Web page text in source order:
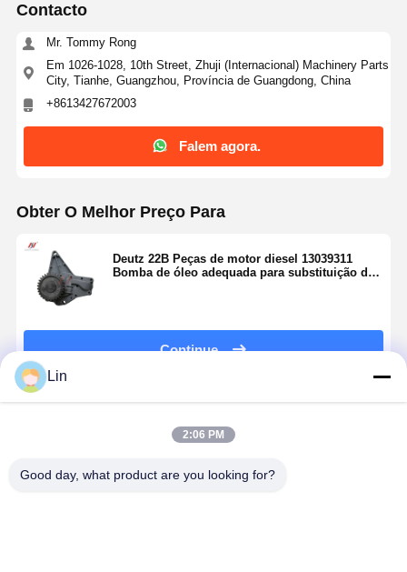
Contacto
Mr. Tommy Rong
Em 1026-1028, 10th Street, Zhuji (Internacional) Machinery Parts
City, Tianhe, Guangzhou, Província de Guangdong, China
+8613427672003
Falem agora.
Obter O Melhor Preço Para
Deutz 22B Peças de motor diesel 13039311
Bomba de óleo adequada para substituição de
Continue
Lin
2:06 PM
Good day, what product are you looking for?